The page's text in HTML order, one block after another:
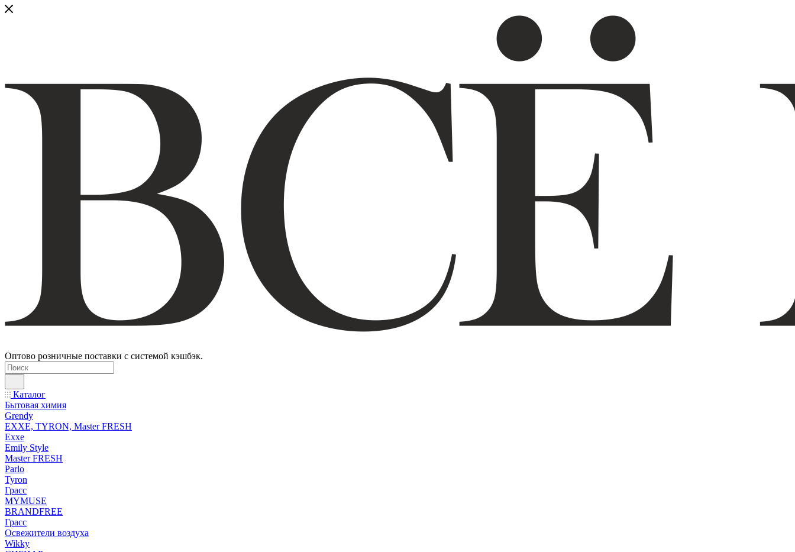
Оптово розничные поставки с системой кэшбэк.
Каталог
Бытовая химия
Grendy
EXXE, TYRON, Master FRESH
Exxe
Emily Style
Master FRESH
Parlo
Tyron
Грасс
MYMUSE
BRANDFREE
Грасс
Освежители воздуха
Wikky